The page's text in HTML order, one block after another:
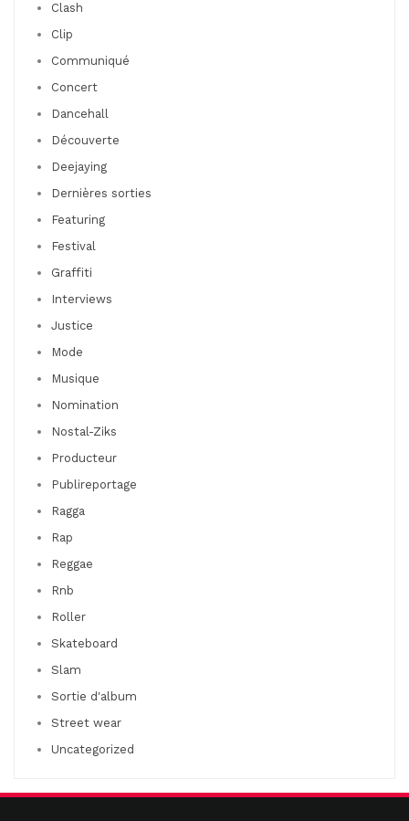
Clash
Clip
Communiqué
Concert
Dancehall
Découverte
Deejaying
Dernières sorties
Featuring
Festival
Graffiti
Interviews
Justice
Mode
Musique
Nomination
Nostal-Ziks
Producteur
Publireportage
Ragga
Rap
Reggae
Rnb
Roller
Skateboard
Slam
Sortie d'album
Street wear
Uncategorized